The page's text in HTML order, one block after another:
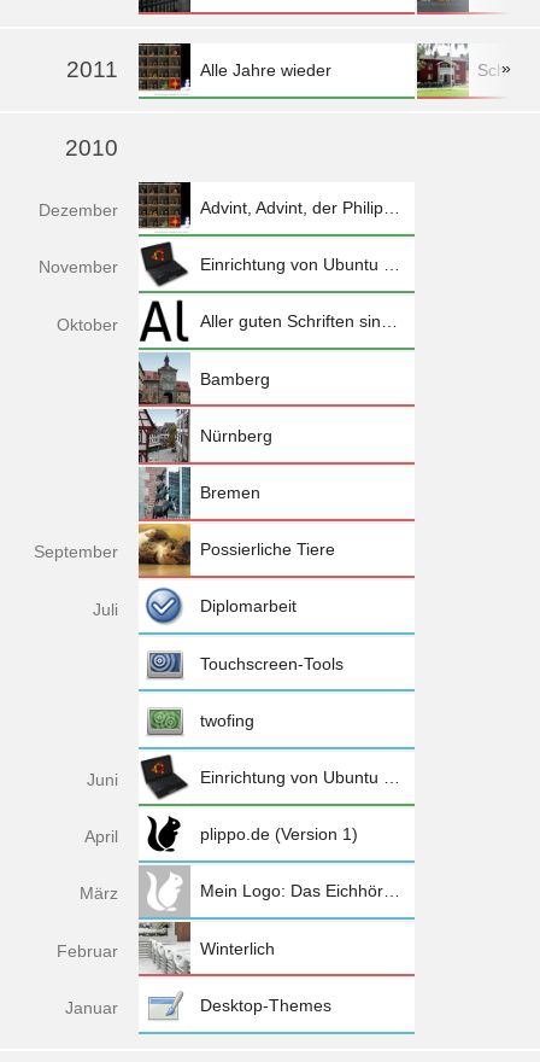
mehr »
2011 Alle Jahre wieder »
2010
Dezember Advint, Advint, der Philipp spinnt
November Einrichtung von Ubuntu 10.10 auf dem Eee PC 1005HA
Oktober Aller guten Schriften sind weiterhin frei
Bamberg
Nürnberg
Bremen
September Possierliche Tiere
Juli Diplomarbeit
Touchscreen-Tools
twofing
Juni Einrichtung von Ubuntu 10.04 (Netbook Remix) auf dem Eee PC 1005HA
April plippo.de (Version 1)
März Mein Logo: Das Eichhörnchen
Februar Winterlich
Januar Desktop-Themes